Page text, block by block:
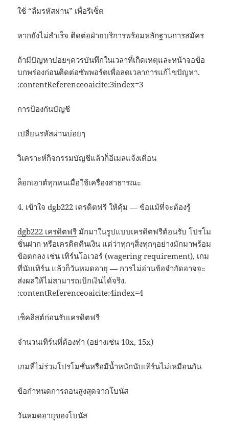
ใช้ “ลืมรหัสผ่าน” เพื่อรีเซ็ต
หากยังไม่สำเร็จ ติดต่อฝ่ายบริการพร้อมหลักฐานการสมัคร
ถ้ามีปัญหาบ่อยๆควรบันทึกในเวลาที่เกิดเหตุและหน้าจอข้อ
บกพร่องก่อนติดต่อซัพพอร์ตเพื่อลดเวลาการแก้ไขปัญหา.
:contentReferenceoaicite:3index=3
การป้องกันบัญชี
เปลี่ยนรหัสผ่านบ่อยๆ
วิเคราะห์กิจกรรมบัญชีแล้วก็อีเมลแจ้งเตือน
ล็อกเอาต์ทุกหนเมื่อใช้เครื่องสาธารณะ
4. เข้าใจ dgb222 เครดิตฟรี ให้คุ้ม — ข้อแม้ที่จะต้องรู้
dgb222 เครดิตฟรี มักมาในรูปแบบเครดิตฟรีต้อนรับ โปรโม
ชั่นฝาก หรือเครดิตคืนเงิน แต่ว่าทุกๆสิ่งทุกๆอย่างมักมาพร้อม
ข้อตกลง เช่น เทิร์นโอเวอร์ (wagering requirement), เกม
ที่นับเทิร์น แล้วก็วันหมดอายุ — การไม่อ่านข้อจำกัดอาจจะ
ส่งผลให้ไม่สามารถเบิกเงินได้จริง.
:contentReferenceoaicite:4index=4
เช็คลิสต์ก่อนรับเครดิตฟรี
จำนวนเทิร์นที่ต้องทำ (อย่างเช่น 10x, 15x)
เกมที่ไม่ร่วมโปรโมชั่นหรือมีน้ำหนักนับเทิร์นไม่เหมือนกัน
ข้อกำหนดการถอนสูงสุดจากโบนัส
วันหมดอายุของโบนัส